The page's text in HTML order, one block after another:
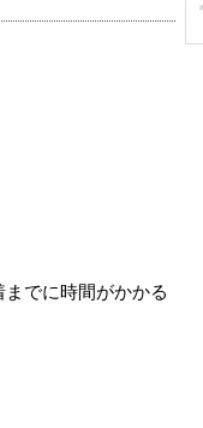
でに時間がかかる